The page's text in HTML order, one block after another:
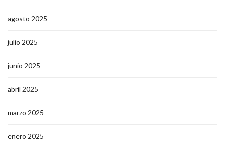
agosto 2025
julio 2025
junio 2025
abril 2025
marzo 2025
enero 2025